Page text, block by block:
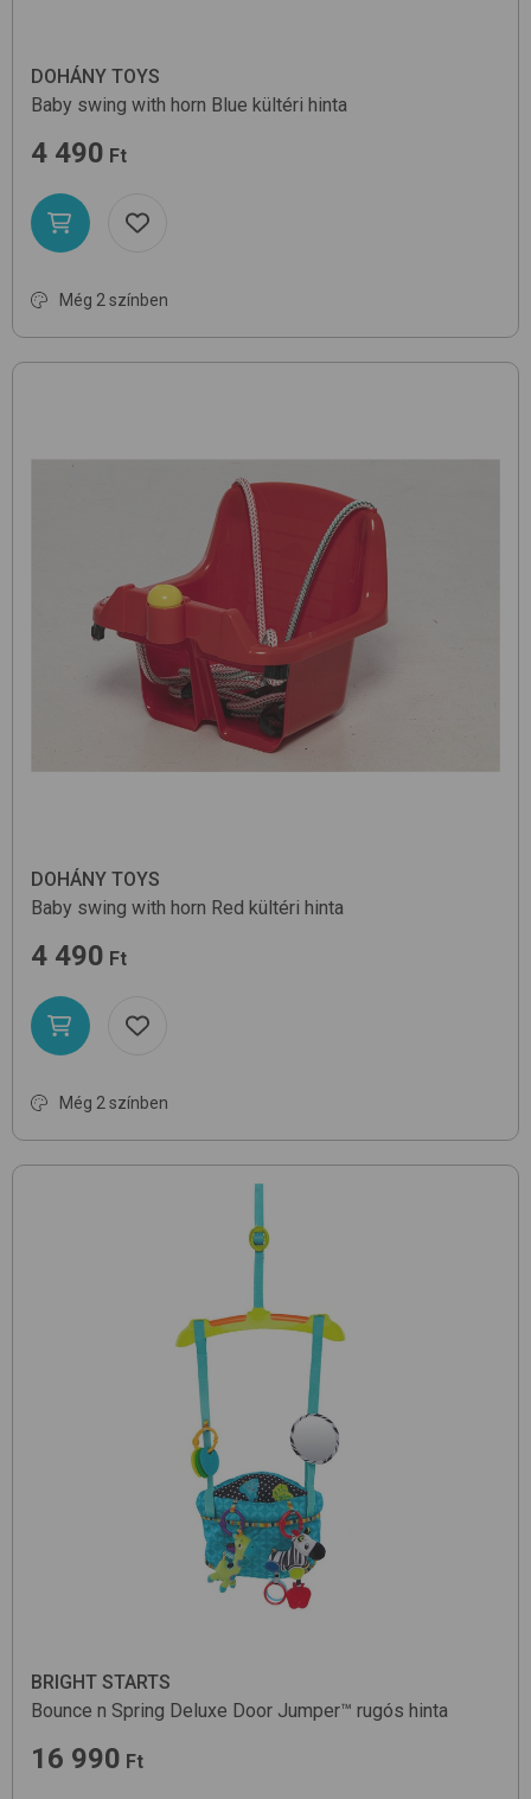
DOHÁNY TOYS
Baby swing with horn Blue kültéri hinta
4 490 Ft
Még 2 színben
DOHÁNY TOYS
Baby swing with horn Red kültéri hinta
4 490 Ft
Még 2 színben
BRIGHT STARTS
Bounce n Spring Deluxe Door Jumper™ rugós hinta
16 990 Ft